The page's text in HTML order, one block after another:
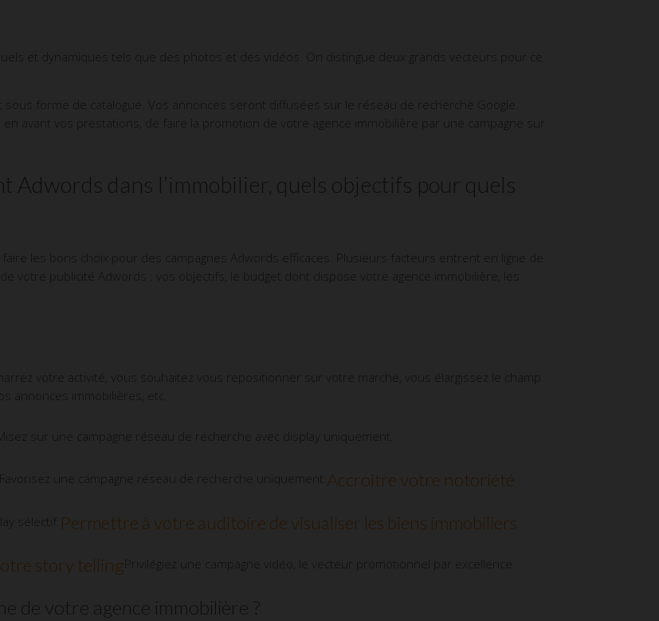
et dynamiques tels que des photos et des vidéos. On distingue deux grands vecteurs pour ce
sous forme de catalogue. Vos annonces seront diffusées sur le réseau de recherche Google.
avant vos prestations, de faire la promotion de votre agence immobilière par une campagne sur
Adwords dans l’immobilier, quels objectifs pour quels
les bons choix pour des campagnes Adwords efficaces. Plusieurs facteurs entrent en ligne de
votre publicité Adwords : vos objectifs, le budget dont dispose votre agence immobilière, les
votre activité, vous souhaitez vous repositionner sur votre marché, vous élargissez le champ
annonces immobilières, etc.
Misez sur une campagne réseau de recherche avec display uniquement.
Favorisez une campagne réseau de recherche uniquement. Accroître votre notoriété
sélectif. Permettre à votre auditoire de visualiser les biens immobiliers
story telling Privilégiez une campagne vidéo, le vecteur promotionnel par excellence.
de votre agence immobilière ?